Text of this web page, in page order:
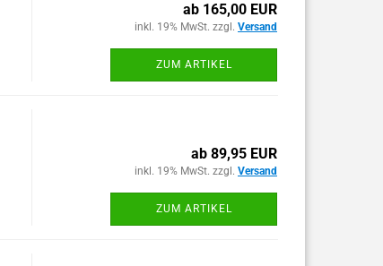
ab 165,00 EUR
inkl. 19% MwSt. zzgl. Versand
ZUM ARTIKEL
ab 89,95 EUR
inkl. 19% MwSt. zzgl. Versand
ZUM ARTIKEL